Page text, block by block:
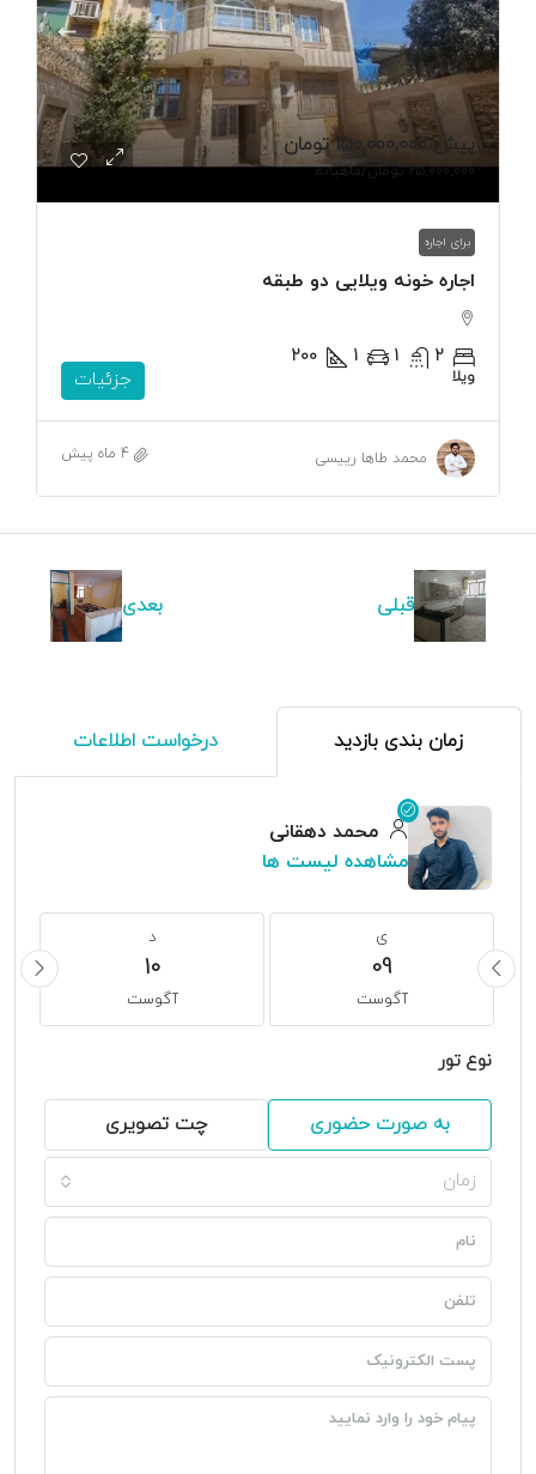
پیش150,000,000 تومان
25,000,000 تومان /ماهیانه
برای اجاره
اجاره خونه ویلایی دو طبقه
2
1
1
200
ویلا جزئیات
محمد طاها رییسی 4 ماه پیش
قبلی بعدی
زمان بندی بازدید درخواست اطلاعات
محمد دهقانی
مشاهده لیست ها
ی
09
آگوست
د
10
آگوست
نوع تور
به صورت حضوری چت تصویری
زمان